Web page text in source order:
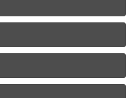
sklade
122,05€